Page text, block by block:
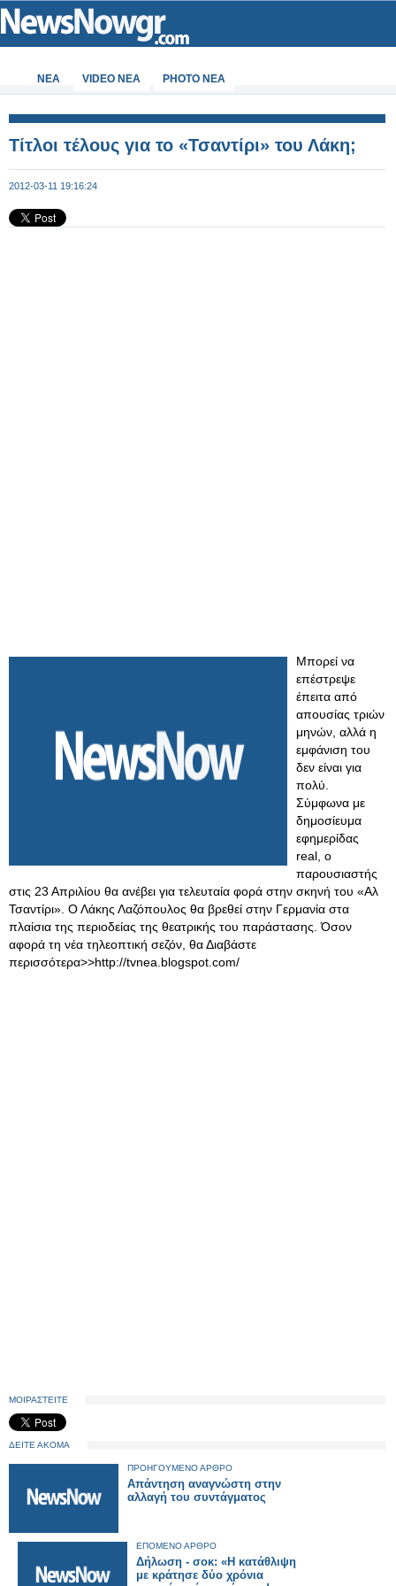
ΝΕΑ VIDEO NEA PHOTO NEA
Τίτλοι τέλους για το «Τσαντίρι» του Λάκη;
2012-03-11 19:16:24
Μπορεί να
επέστρεψε
έπειτα από
απουσίας τριών
μηνών, αλλά η
εμφάνιση του
δεν είναι για
πολύ.
Σύμφωνα με
δημοσίευμα
εφημερίδας
real, ο
παρουσιαστής
στις 23 Απριλίου θα ανέβει για τελευταία φορά στην σκηνή του «Αλ
Τσαντίρι». Ο Λάκης Λαζόπουλος θα βρεθεί στην Γερμανία στα
πλαίσια της περιοδείας της θεατρικής του παράστασης. Όσον
αφορά τη νέα τηλεοπτική σεζόν, θα Διαβάστε
περισσότερα>>http://tvnea.blogspot.com/
ΜΟΙΡΑΣΤΕΙΤΕ
ΔΕΙΤΕ ΑΚΟΜΑ
ΠΡΟΗΓΟΥΜΕΝΟ ΑΡΘΡΟ
Απάντηση αναγνώστη στην
αλλαγή του συντάγματος
ΕΠΟΜΕΝΟ ΑΡΘΡΟ
Δήλωση - σοκ: «Η κατάθλιψη
με κράτησε δύο χρόνια